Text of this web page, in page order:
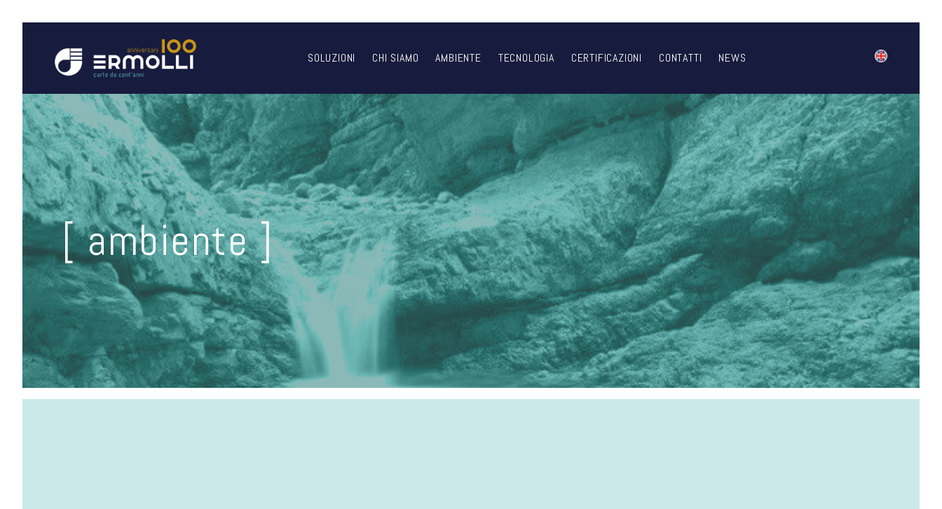
SOLUZIONI CHI SIAMO AMBIENTE TECNOLOGIA CERTIFICAZIONI CONTATTI NEWS
[ ambiente ]